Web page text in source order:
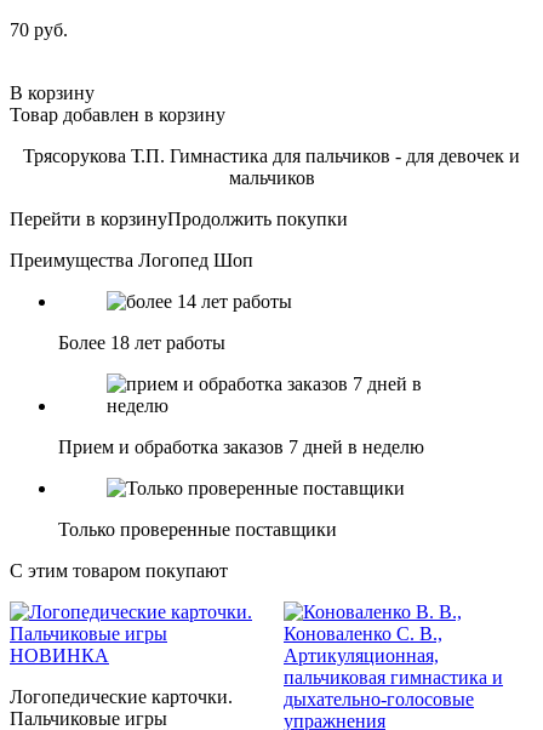
70 руб.
В корзину
Товар добавлен в корзину
Трясорукова Т.П. Гимнастика для пальчиков - для девочек и
мальчиков
Перейти в корзинуПродолжить покупки
Преимущества Логопед Шоп
Более 18 лет работы
Прием и обработка заказов 7 дней в неделю
Только проверенные поставщики
С этим товаром покупают
НОВИНКА
Логопедические карточки.
Пальчиковые игры